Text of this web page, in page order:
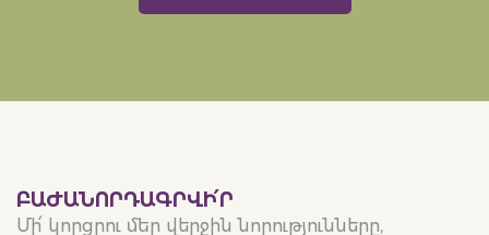
ԲԱԺԱՆՈՐԴԱԳՐՎԻ՛Ր
Մի՛ կորցրու մեր վերջին նորությունները,